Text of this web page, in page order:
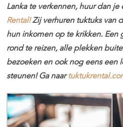
Lanka te verkennen, huur dan
Rental!Zij verhuren tuktuks van
hun inkomen op te krikken.
rond te reizen, alle plekken
bezoeken en ook nog eens een
steunen! Ga naar